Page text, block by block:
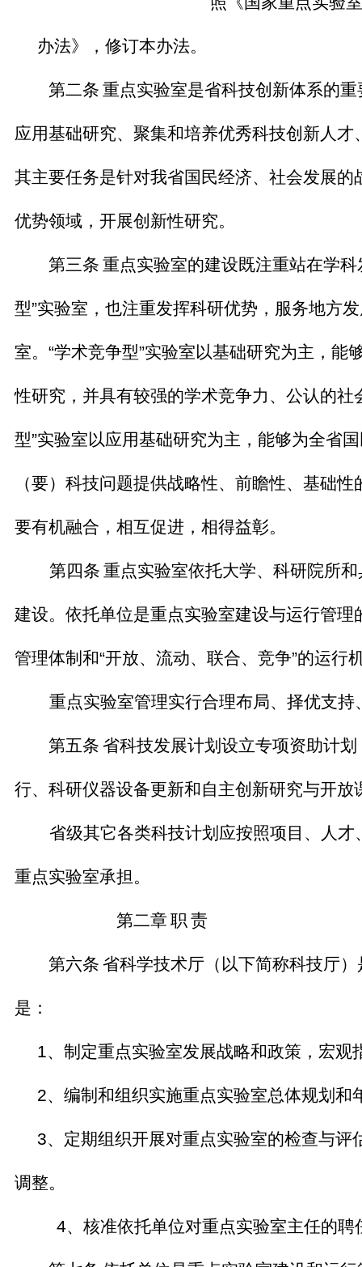
办法》，修订本办法。
第二条 重点实验室是省科技创新体系的
应用基础研究、聚集和培养优秀科技创新人
其主要任务是针对我省国民经济、社会发展
优势领域，开展创新性研究。
第三条 重点实验室的建设既注重站在学
型”实验室，也注重发挥科研优势，服务地方
室。 “学术竞争型”实验室以基础研究为主，能
性研究，并具有较强的学术竞争力、公认的
型”实验室以应用基础研究为主，能够为全省
（要）科技问题提供战略性、前瞻性、基础
要有机融合，相互促进，相得益彰。
第四条 重点实验室依托大学、科研院所
建设。依托单位是重点实验室建设与运行管
管理体制和“开放、流动、联合、竞争”的运行
重点实验室管理实行合理布局、择优支
第五条 省科技发展计划设立专项资助计
行、科研仪器设备更新和自主创新研究与开放
省级其它各类科技计划应按照项目、人
重点实验室承担。
第二章职 责
第六条 省科学技术厅（以下简称科技厅
是：
1、制定重点实验室发展战略和政策，宏
2、编制和组织实施重点实验室总体规划和
3、定期组织开展对重点实验室的检查与
调整。
4、核准依托单位对重点实验室主任的